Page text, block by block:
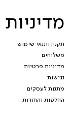
מדיניות
תקנון ותנאי שימוש
משלוחים
מדיניות פרטיות
נגישות
מתנות לעסקים
החלפות והחזרות